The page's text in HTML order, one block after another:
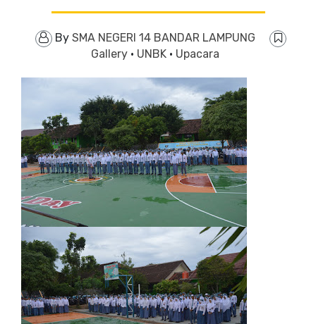
By SMA NEGERI 14 BANDAR LAMPUNG
Gallery · UNBK · Upacara